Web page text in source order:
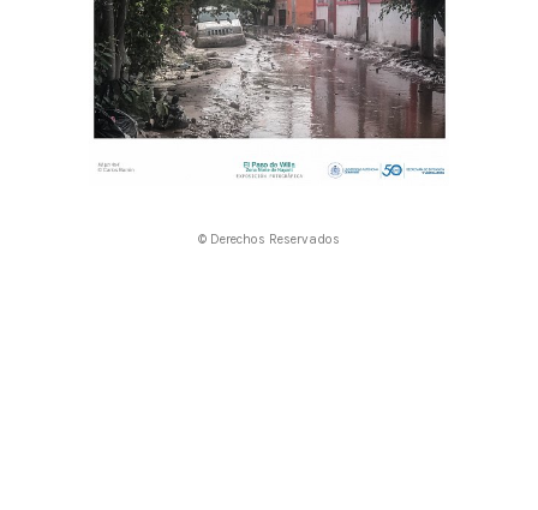
© Derechos Reservados